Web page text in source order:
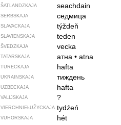
ŠATLANDZKAJA seachdain
SERBSKAJA седмица
SŁAVACKAJA týždeň
SŁAVIENSKAJA teden
ŠVEDZKAJA vecka
TATARSKAJA атна • atna
TURECKAJA hafta
UKRAINSKAJA тиждень
UZBECKAJA hafta
VALIJSKAJA ?
VIERCHNIE­ŁUŽYCKAJA tydźeń
VUHORSKAJA hét